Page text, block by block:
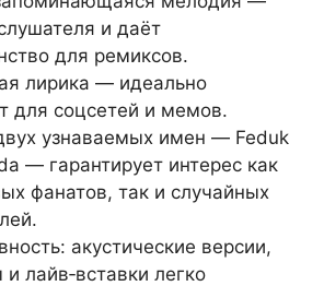
и даёт
для ремиксов.
лирика — идеально
для соцсетей и мемов.
узнаваемых имен — Feduk
— гарантирует интерес как
фанатов, так и случайных
акустические версии,
лайв‑вставки легко